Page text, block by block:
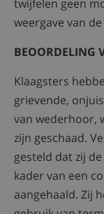
twijfelen geen
weergave van
BEOORDELING
Klaagsters
grievende,
van wederhoor,
zijn geschaad.
gesteld dat zij
kader van een
aangehaald. Zij